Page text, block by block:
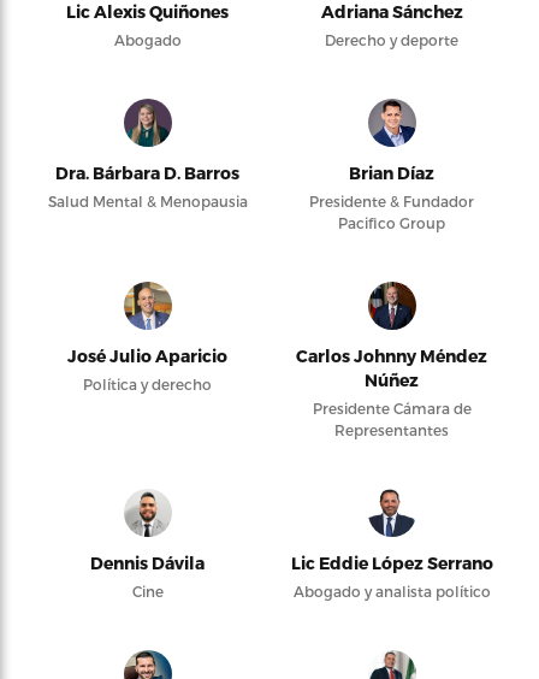
Lic Alexis Quiñones
Abogado
Adriana Sánchez
Derecho y deporte
Dra. Bárbara D. Barros
Salud Mental & Menopausia
Brian Díaz
Presidente & Fundador
Pacifico Group
José Julio Aparicio
Política y derecho
Carlos Johnny Méndez
Núñez
Presidente Cámara de
Representantes
Dennis Dávila
Cine
Lic Eddie López Serrano
Abogado y analista político